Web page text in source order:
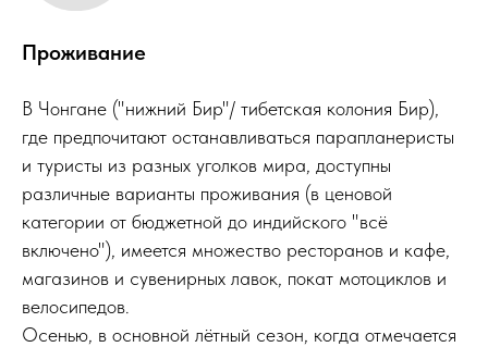
Проживание
В Чонгане ("нижний Бир"/ тибетская колония Бир),
где предпочитают останавливаться парапланеристы
и туристы из разных уголков мира, доступны
различные варианты проживания (в ценовой
категории от бюджетной до индийского "всё
включено"), имеется множество ресторанов и кафе,
магазинов и сувенирных лавок, покат мотоциклов и
велосипедов.
Осенью, в основной лётный сезон, когда отмечается